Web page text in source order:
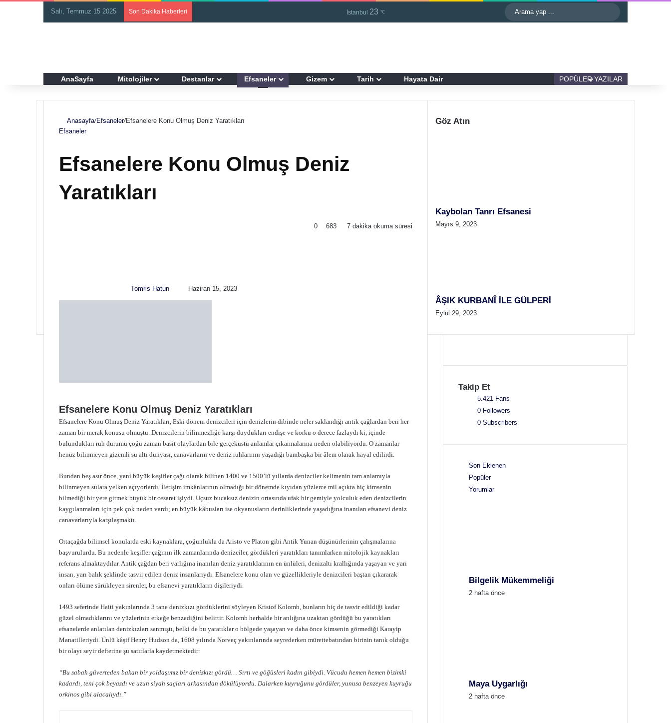
Salı, Temmuz 15 2025 Son Dakika Haberleri İstanbul 23 ℃ Kenar BölmesiDış görünümü değiştir
AnaSayfa Mitolojiler Destanlar Efsaneler Gizem Tarih Hayata Dair Kenar BölmesiDış görünümü değiştir
POPÜLER YAZILAR
Anasayfa/Efsaneler/Efsanelere Konu Olmuş Deniz Yaratıkları
Efsaneler
Efsanelere Konu Olmuş Deniz
Yaratıkları
Tomris Hatun
n
o
s
r
k
Haziran 15, 2023
0 683 7 dakika okuma süresi
Efsanelere Konu Olmuş Deniz Yaratıkları
Efsanelere Konu Olmuş Deniz Yaratıkları, Eski dönem denizcileri için denizlerin dibinde neler saklandığı antik çağlardan beri her
zaman bir merak konusu olmuştu. Denizcilerin bilinmezliğe karşı duydukları endişe ve korku o derece fazlaydı ki, içinde
bulundukları ruh durumu çoğu zaman basit olaylardan bile gerçeküstü anlamlar çıkarmalarına neden olabiliyordu. O zamanlar
henüz bilinmeyen gizemli su altı dünyası, canavarların ve deniz ruhlarının yaşadığı bambaşka bir âlem olarak hayal edilirdi.
Bundan beş asır önce, yani büyük keşifler çağı olarak bilinen 1400 ve 1500’lü yıllarda denizciler kelimenin tam anlamıyla
bilinmeyen sulara yelken açıyorlardı. İletişim imkânlarının olmadığı bir dönemde kıyıdan yüzlerce mil açıkta hiç kimsenin
bilmediği bir yere gitmek büyük bir cesaret işiydi. Uçsuz bucaksız denizin ortasında ufak bir gemiyle yolculuk eden denizcilerin
kaygılanmaları için pek çok neden vardı; en büyük kâbusları ise okyanusların derinliklerinde yaşadığına inanılan efsanevi deniz
canavarlarıyla karşılaşmaktı.
Ortaçağda bilimsel konularda eski kaynaklara, çoğunlukla da Aristo ve Platon gibi Antik Yunan düşünürlerinin çalışmalarına
başvurulurdu. Bu nedenle keşifler çağının ilk zamanlarında denizciler, gördükleri yaratıkları tanımlarken mitolojik kaynakları
referans almaktaydılar. Antik çağdan beri varlığına inanılan deniz yaratıklarının en ünlüleri, denizaltı krallığında yaşayan ve yarı
insan, yarı balık şeklinde tasvir edilen deniz insanlarıydı. Efsanelere konu olan ve güzellikleriyle denizcileri baştan çıkararak
onları ölüme sürükleyen sirenler, bu efsanevi yaratıkların dişileriydi.
1493 seferinde Haiti yakınlarında 3 tane denizkızı gördüklerini söyleyen Kristof Kolomb, bunların hiç de tasvir edildiği kadar
güzel olmadıklarını ve yüzlerinin erkeğe benzediğini belirtir. Kolomb herhalde bir anlığına uzaktan gördüğü bu yaratıkları
efsanelerde anlatılan denizkızları sanmıştı, belki de bu yaratıklar o bölgede yaşayan ve daha önce kimsenin görmediği Karayip
Manatilleriydi. Ünlü kâşif Henry Hudson da, 1608 yılında Norveç yakınlarında seyrederken mürettebatından birinin tanık olduğu
bir olayı seyir defterine şu satırlarla kaydetmektedir:
“Bu sabah güverteden bakan bir yoldaşımız bir denizkızı gördü… Sırtı ve göğüsleri kadın gibiydi. Vücudu hemen hemen bizimki
kadardı, teni çok beyazdı ve uzun siyah saçları arkasından dökülüyordu. Dalarken kuyruğunu gördüler, yunusa benzeyen kuyruğu
orkinos gibi alacalıydı.”
Göz Atın
Kaybolan Tanrı Efsanesi
Mayıs 9, 2023
ÂŞIK KURBANÎ İLE GÜLPERİ
Eylül 29, 2023
Takip Et
5.421 Fans
0 Followers
0 Subscribers
Son Eklenen
Popüler
Yorumlar
Bilgelik Mükemmeliği
2 hafta önce
Maya Uygarlığı
2 hafta önce